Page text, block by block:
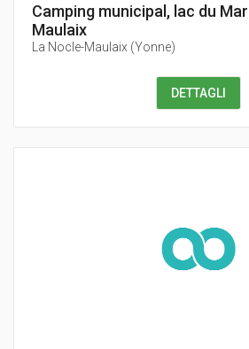
Camping municipal, lac du
Maulaix
La Nocle-Maulaix (Yonne)
DETTAGLI